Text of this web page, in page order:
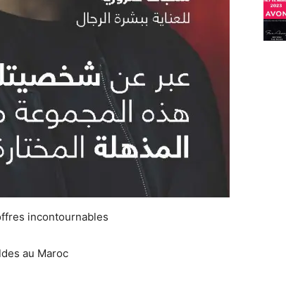
incontournables
au Maroc